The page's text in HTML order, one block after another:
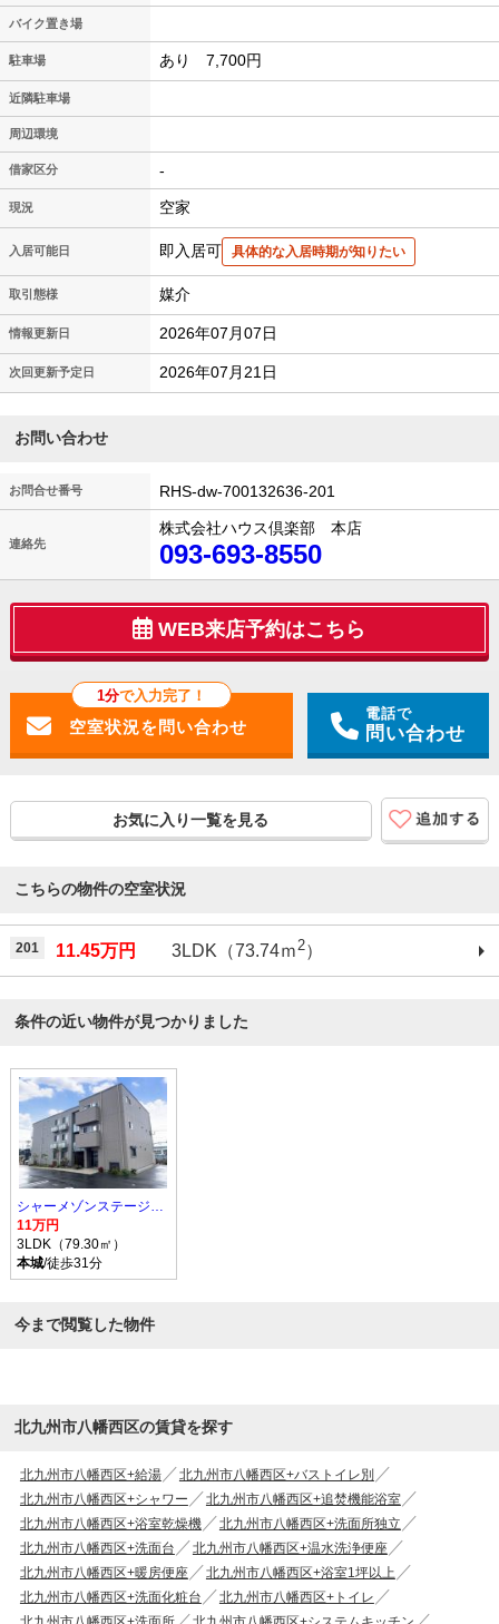
バイク置き場
駐車場 あり 7,700円
近隣駐車場
周辺環境
借家区分 -
現況 空家
入居可能日 即入居可 具体的な入居時期が知りたい
取引態様 媒介
情報更新日 2026年07月07日
次回更新予定日 2026年07月21日
お問い合わせ
お問合せ番号 RHS-dw-700132636-201
連絡先
株式会社ハウス倶楽部 本店
093-693-8550
WEB来店予約はこちら
1分で入力完了！
電話で
問い合わせ
お気に入り一覧を見る
こちらの物件の空室状況
201 11.45万円 3LDK（73.74ｍ2）
条件の近い物件が見つかりました
11万円
3LDK（79.30㎡）
本城/徒歩31分
今まで閲覧した物件
北九州市八幡西区の賃貸を探す
北九州市八幡西区+給湯
北九州市八幡西区+バストイレ別
北九州市八幡西区+シャワー
北九州市八幡西区+追焚機能浴室
北九州市八幡西区+浴室乾燥機
北九州市八幡西区+洗面所独立
北九州市八幡西区+洗面台
北九州市八幡西区+温水洗浄便座
北九州市八幡西区+暖房便座
北九州市八幡西区+浴室1坪以上
北九州市八幡西区+洗面化粧台
北九州市八幡西区+トイレ